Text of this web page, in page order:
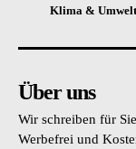
Klima &
Über uns
Wir schreiben für
Werbefrei und